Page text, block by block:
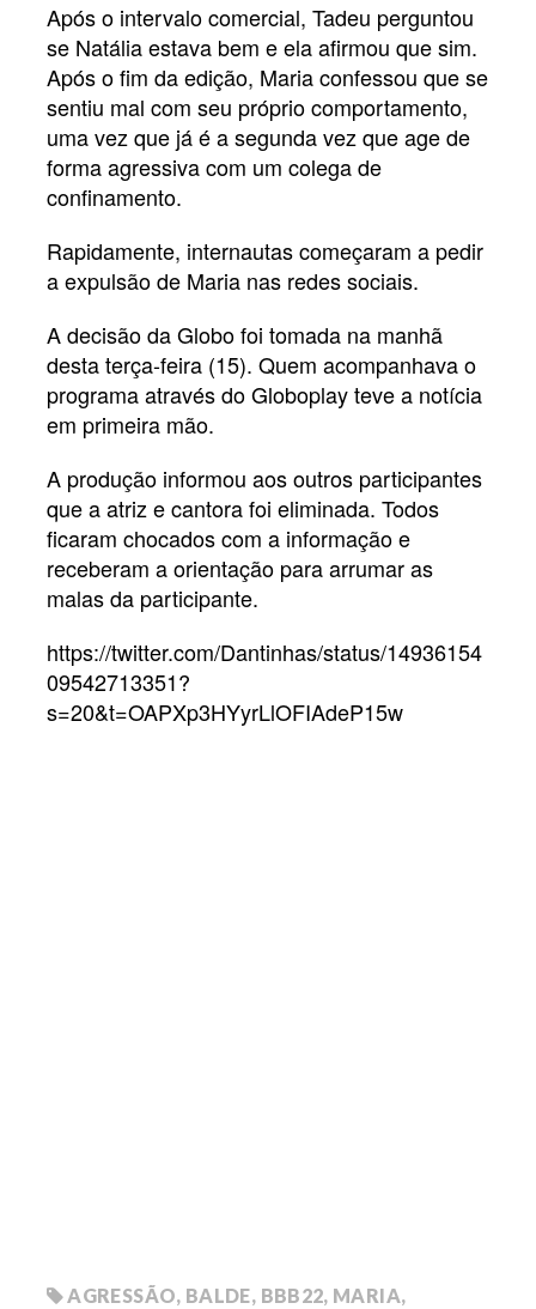
Após o intervalo comercial, Tadeu perguntou
se Natália estava bem e ela afirmou que sim.
Após o fim da edição, Maria confessou que se
sentiu mal com seu próprio comportamento,
uma vez que já é a segunda vez que age de
forma agressiva com um colega de
confinamento.
Rapidamente, internautas começaram a pedir
a expulsão de Maria nas redes sociais.
A decisão da Globo foi tomada na manhã
desta terça-feira (15). Quem acompanhava o
programa através do Globoplay teve a notícia
em primeira mão.
A produção informou aos outros participantes
que a atriz e cantora foi eliminada. Todos
ficaram chocados com a informação e
receberam a orientação para arrumar as
malas da participante.
https://twitter.com/Dantinhas/status/14936154
09542713351?
s=20&t=OAPXp3HYyrLlOFIAdeP15w
AGRESSÃO, BALDE, BBB22, MARIA,